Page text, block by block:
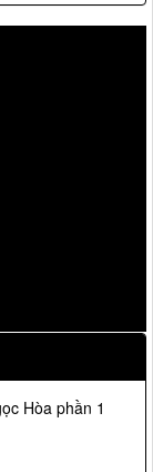
Hòa phần 1